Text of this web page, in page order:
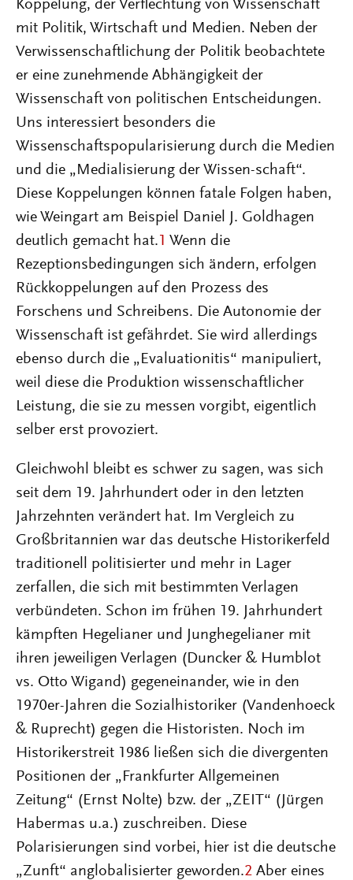
Koppelung, der Verflechtung von Wissenschaft
mit Politik, Wirtschaft und Medien. Neben der
Verwissenschaftlichung der Politik beobachtete
er eine zunehmende Abhängigkeit der
Wissenschaft von politischen Entscheidungen.
Uns interessiert besonders die
Wissenschaftspopularisierung durch die Medien
und die „Medialisierung der Wissen-schaft“.
Diese Koppelungen können fatale Folgen haben,
wie Weingart am Beispiel Daniel J. Goldhagen
deutlich gemacht hat. 1 Wenn die
Rezeptionsbedingungen sich ändern, erfolgen
Rückkoppelungen auf den Prozess des
Forschens und Schreibens. Die Autonomie der
Wissenschaft ist gefährdet. Sie wird allerdings
ebenso durch die „Evaluationitis“ manipuliert,
weil diese die Produktion wissenschaftlicher
Leistung, die sie zu messen vorgibt, eigentlich
selber erst provoziert.
Gleichwohl bleibt es schwer zu sagen, was sich
seit dem 19. Jahrhundert oder in den letzten
Jahrzehnten verändert hat. Im Vergleich zu
Großbritannien war das deutsche Historikerfeld
traditionell politisierter und mehr in Lager
zerfallen, die sich mit bestimmten Verlagen
verbündeten. Schon im frühen 19. Jahrhundert
kämpften Hegelianer und Junghegelianer mit
ihren jeweiligen Verlagen (Duncker & Humblot
vs. Otto Wigand) gegeneinander, wie in den
1970er-Jahren die Sozialhistoriker (Vandenhoeck
& Ruprecht) gegen die Historisten. Noch im
Historikerstreit 1986 ließen sich die divergenten
Positionen der „Frankfurter Allgemeinen
Zeitung“ (Ernst Nolte) bzw. der „ZEIT“ (Jürgen
Habermas u.a.) zuschreiben. Diese
Polarisierungen sind vorbei, hier ist die deutsche
„Zunft“ anglobalisierter geworden.2 Aber eines